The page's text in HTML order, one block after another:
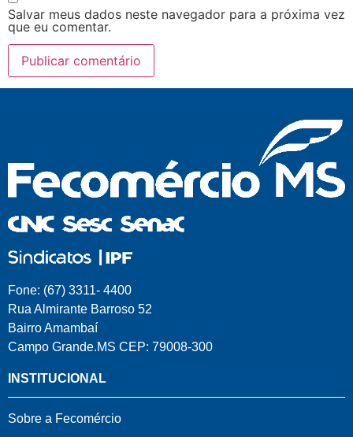
Salvar meus dados neste navegador para a próxima vez
que eu comentar.
Fone: (67) 3311- 4400
Rua Almirante Barroso 52
Bairro Amambaí
Campo Grande.MS CEP: 79008-300
INSTITUCIONAL
Sobre a Fecomércio